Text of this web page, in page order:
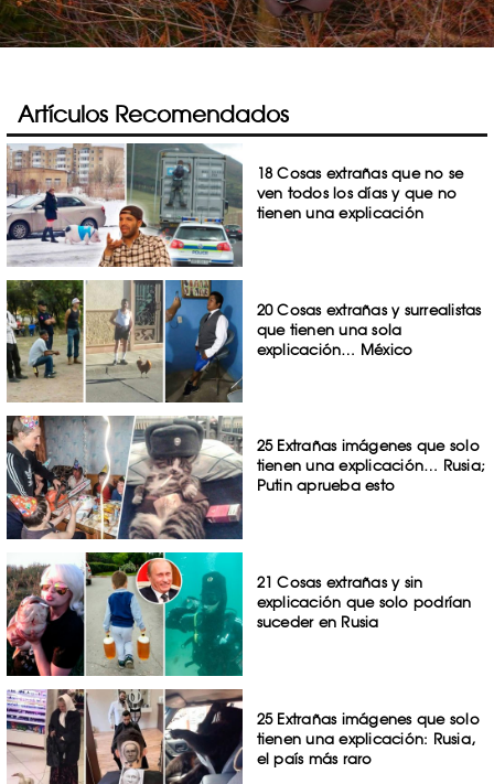
Artículos Recomendados
18 Cosas extrañas que no se
ven todos los días y que no
tienen una explicación
20 Cosas extrañas y surrealistas
que tienen una sola
explicación… México
25 Extrañas imágenes que solo
tienen una explicación… Rusia;
Putin aprueba esto
21 Cosas extrañas y sin
explicación que solo podrían
suceder en Rusia
25 Extrañas imágenes que solo
tienen una explicación: Rusia,
el país más raro